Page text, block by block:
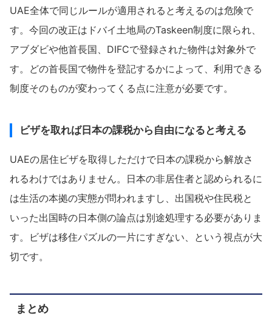
UAE全体で同じルールが適用されると考えるのは危険で
す。今回の改正はドバイ土地局のTaskeen制度に限られ、
アブダビや他首長国、DIFCで登録された物件は対象外で
す。どの首長国で物件を登記するかによって、利用できる
制度そのものが変わってくる点に注意が必要です。
ビザを取れば日本の課税から自由になると考える
UAEの居住ビザを取得しただけで日本の課税から解放さ
れるわけではありません。日本の非居住者と認められるに
は生活の本拠の実態が問われますし、出国税や住民税と
いった出国時の日本側の論点は別途処理する必要がありま
す。ビザは移住パズルの一片にすぎない、という視点が大
切です。
まとめ